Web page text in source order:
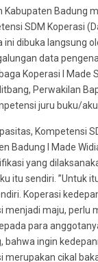
Kabupaten Badung
SDM Koperasi
dibuka langsung
data
Koperasi I Made
Perwakilan
juru buku/
Kompetensi
Badung I Made
yang
itu sendiri. ”Untuk
Koperasi
maju, perlu
para
ingin
cikal